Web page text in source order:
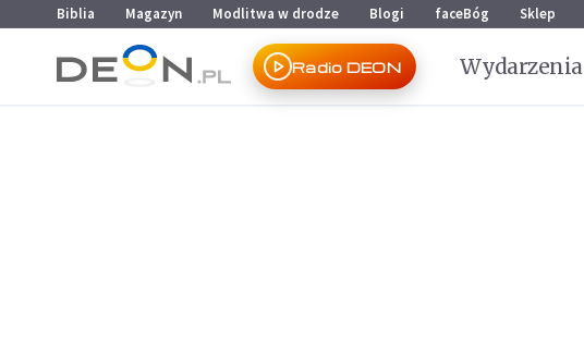
Przejdź do menu głównego
Przejdź do treści
Biblia Magazyn Modlitwa w drodze Blogi faceBóg Sklep
Radio DEON Wydarzenia